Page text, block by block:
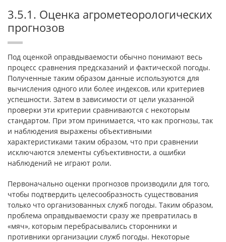
3.5.1. Оценка агрометеорологических
прогнозов
Под оценкой оправдываемости обычно понимают весь
процесс сравнения предсказаний и фактической погоды.
Полученные таким образом данные используются для
вычисления одного или более индексов, или критериев
успешности. Затем в зависимости от цели указанной
проверки эти критерии сравниваются с некоторым
стандартом. При этом принимается, что как прогнозы, так
и наблюдения выражены объективными
характеристиками таким образом, что при сравнении
исключаются элементы субъективности, а ошибки
наблюдений не играют роли.
Первоначально оценки прогнозов производили для того,
чтобы подтвердить целесообразность существования
только что организованных служб погоды. Таким образом,
проблема оправдываемости сразу же превратилась в
«мяч», которым перебрасывались сторонники и
противники организации служб погоды. Некоторые